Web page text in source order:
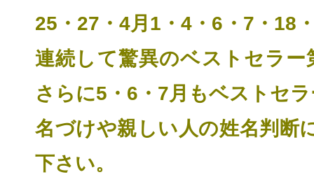
25・27・4月1・4・6・7・18
連続して驚異のベストセラー
さらに5・6・7月もベストセ
名づけや親しい人の姓名判断
下さい。